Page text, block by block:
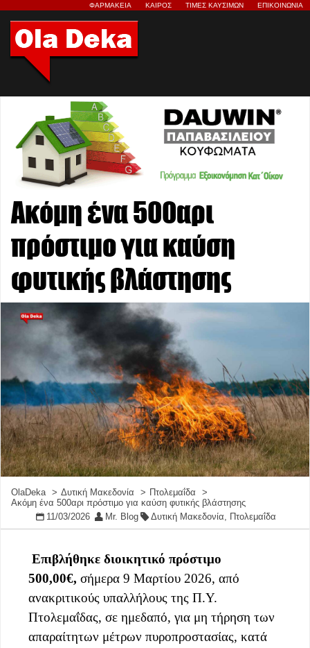
ΦΑΡΜΑΚΕΙΑ ΚΑΙΡΟΣ ΤΙΜΕΣ ΚΑΥΣΙΜΩΝ ΕΠΙΚΟΙΝΩΝΙΑ
Ακόμη ένα 500αρι
πρόστιμο για καύση
φυτικής βλάστησης
OlaDeka Δυτική Μακεδονία
Πτολεμαΐδα
Ακόμη ένα 500αρι πρόστιμο για καύση φυτικής βλάστησης
11/03/2026
Mr. Blog Δυτική Μακεδονία, Πτολεμαΐδα
Επιβλήθηκε διοικητικό πρόστιμο
500,00€, σήμερα 9 Mαρτίου 2026, από
ανακριτικούς υπαλλήλους της Π.Υ.
Πτολεμαΐδας, σε ημεδαπό, για μη τήρηση των
απαραίτητων μέτρων πυροπροστασίας, κατά